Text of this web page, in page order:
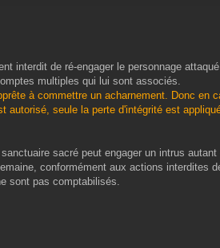
interdit de ré-engager le personnage
multiples qui lui sont associés.
à commettre un acharnement. Donc
autorisé, seule la perte d'intégrité est
sacré peut engager un intrus
conformément aux actions interdites
sont pas comptabilisés.